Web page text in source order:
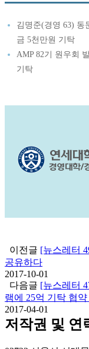
김명준(경영 63) 동
금 5천만원 기탁
AMP 82기 원우회
기탁
이전글 [뉴스레터
공유하다
2017-10-01
다음글 [뉴스레터
램에 25억 기탁 협약
2017-04-01
저작권 및 연